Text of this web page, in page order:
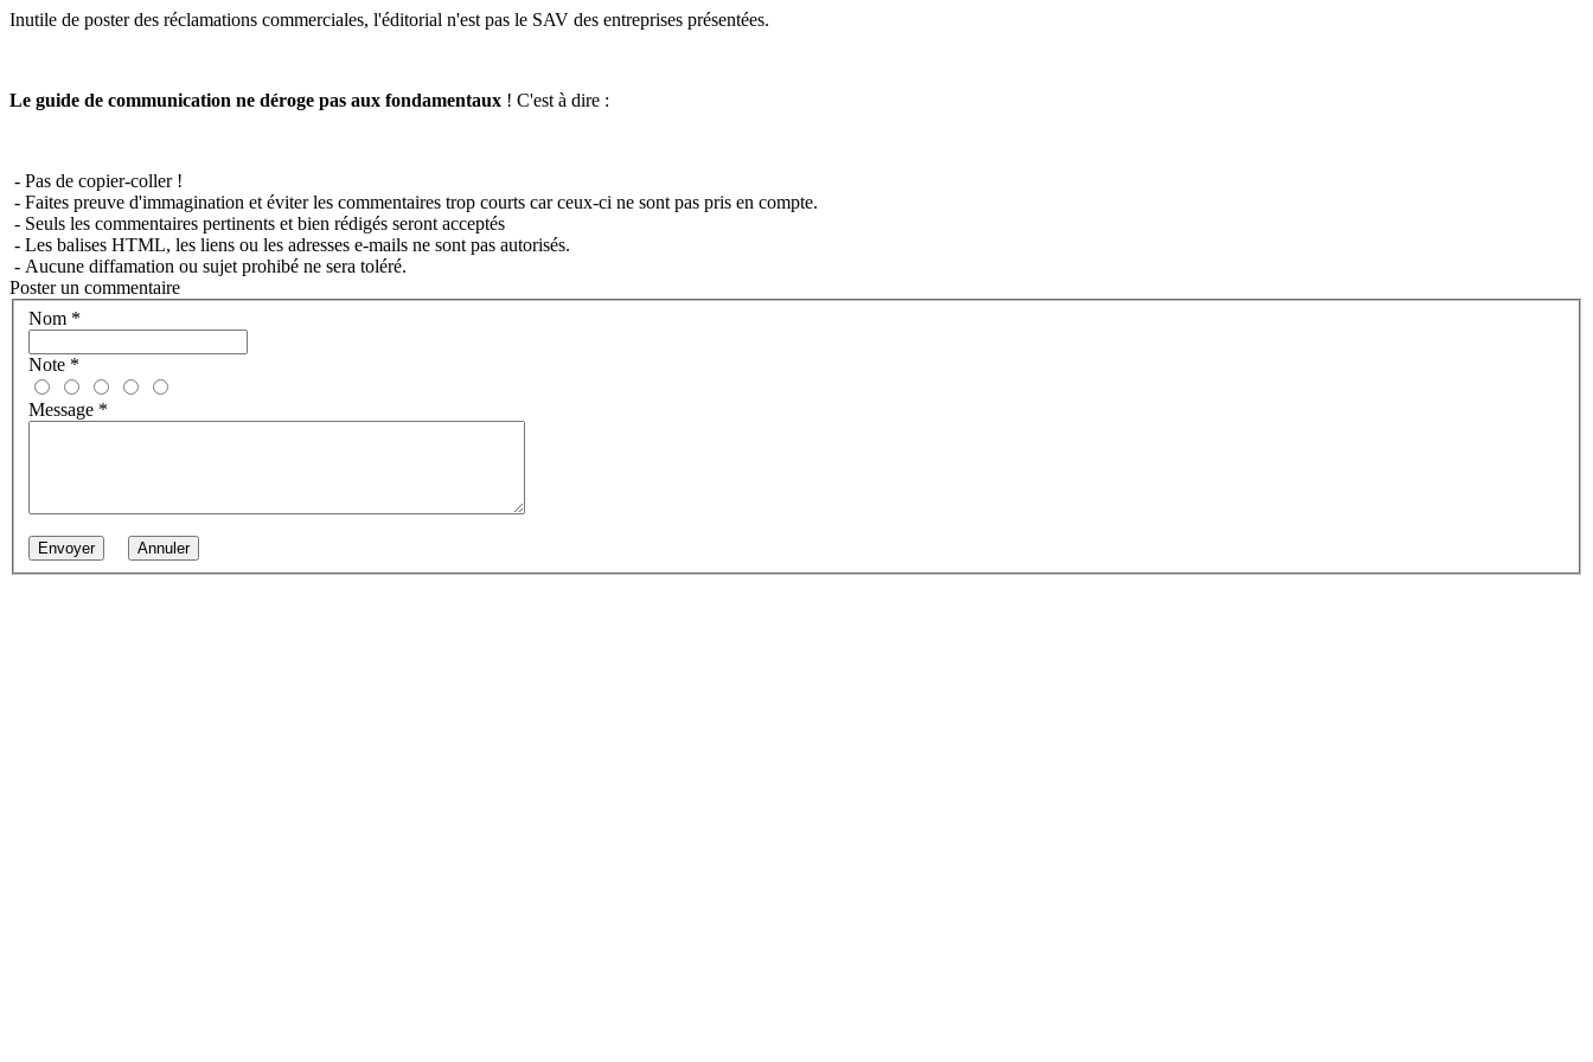
Inutile de poster des réclamations commerciales, l'éditorial n'est pas le SAV des entreprises présentées.
Le guide de communication ne déroge pas aux fondamentaux ! C'est à dire :
- Pas de copier-coller !
- Faites preuve d'immagination et éviter les commentaires trop courts car ceux-ci ne sont pas pris en compte.
- Seuls les commentaires pertinents et bien rédigés seront acceptés
- Les balises HTML, les liens ou les adresses e-mails ne sont pas autorisés.
- Aucune diffamation ou sujet prohibé ne sera toléré.
Poster un commentaire
Nom *
Note *
Message *